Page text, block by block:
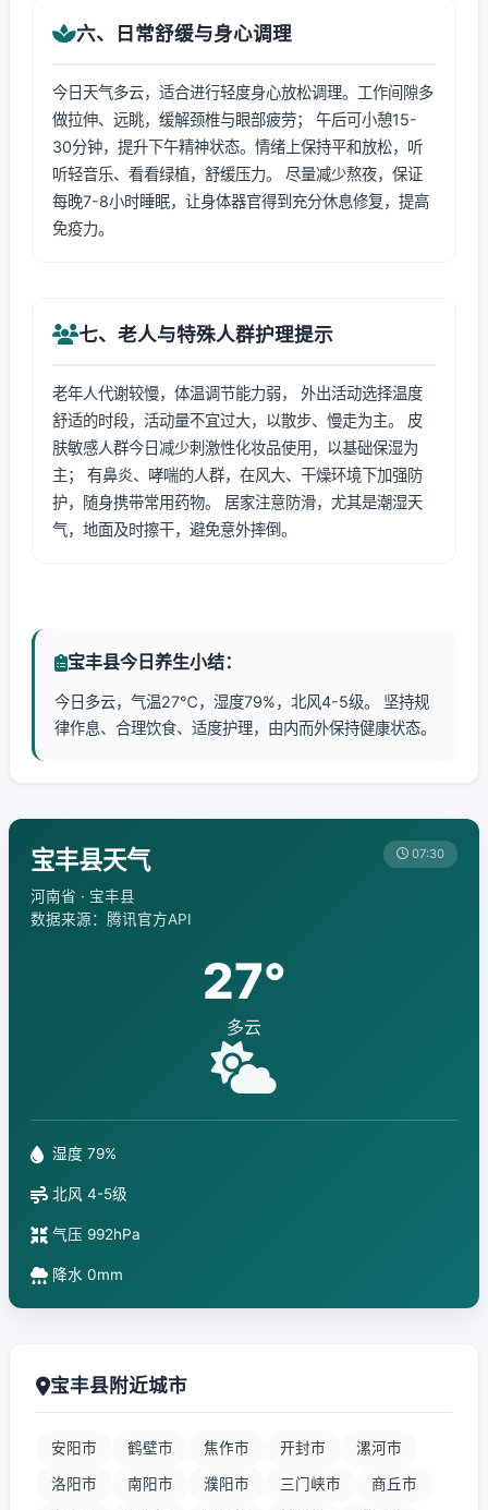
六、日常舒缓与身心调理
今日天气多云，适合进行轻度身心放松调理。工作间隙多
做拉伸、远眺，缓解颈椎与眼部疲劳； 午后可小憩15-
30分钟，提升下午精神状态。情绪上保持平和放松，听
听轻音乐、看看绿植，舒缓压力。 尽量减少熬夜，保证
每晚7-8小时睡眠，让身体器官得到充分休息修复，提高
免疫力。
七、老人与特殊人群护理提示
老年人代谢较慢，体温调节能力弱， 外出活动选择温度
舒适的时段，活动量不宜过大，以散步、慢走为主。 皮
肤敏感人群今日减少刺激性化妆品使用，以基础保湿为
主； 有鼻炎、哮喘的人群，在风大、干燥环境下加强防
护，随身携带常用药物。 居家注意防滑，尤其是潮湿天
气，地面及时擦干，避免意外摔倒。
宝丰县今日养生小结：
今日多云，气温27℃，湿度79%，北风4-5级。 坚持规
律作息、合理饮食、适度护理，由内而外保持健康状态。
宝丰县天气
河南省 · 宝丰县
数据来源：腾讯官方API
07:30
27°
多云
湿度 79%
北风 4-5级
气压 992hPa
降水 0mm
宝丰县附近城市
安阳市 鹤壁市 焦作市 开封市 漯河市
洛阳市 南阳市 濮阳市 三门峡市 商丘市